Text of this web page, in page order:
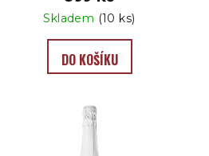
Skladem (10 ks)
DO KOŠÍKU